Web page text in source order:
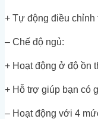
+ Tự động điều
– Chế độ ngủ:
+ Hoạt động ở độ ồn
+ Hỗ trợ giúp bạn có
– Hoạt động với 4